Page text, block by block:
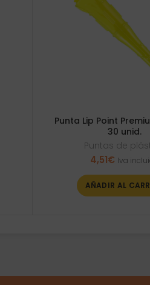
Punta Lip Point
30 unid.
Puntas de
4,51€ Iva
AÑADIR AL